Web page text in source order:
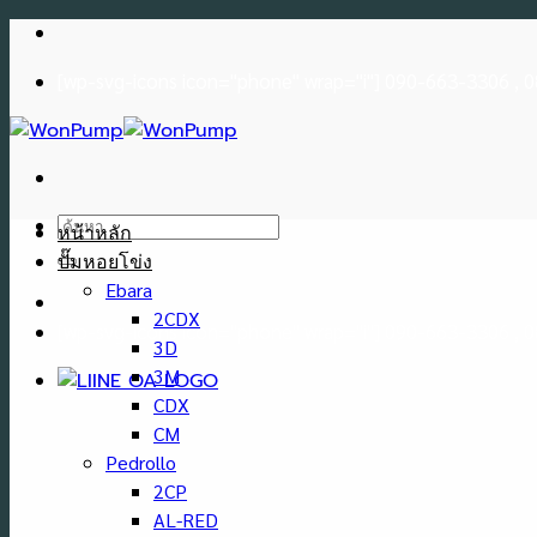
Skip
content
ค้นหา:
[wp-svg-icons icon="phone" wrap="i"] 090-663-3306 ,
หน้าหลัก
ปั๊มหอยโข่ง
Ebara
2CDX
3D
3M
CDX
CM
Pedrollo
2CP
AL-RED